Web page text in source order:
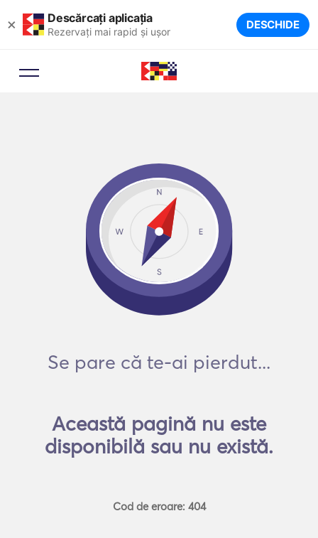
× Descărcați aplicația
Rezervați mai rapid și ușor DESCHIDE
Se pare că te-ai pierdut...
Această pagină nu este
disponibilă sau nu există.
Cod de eroare: 404